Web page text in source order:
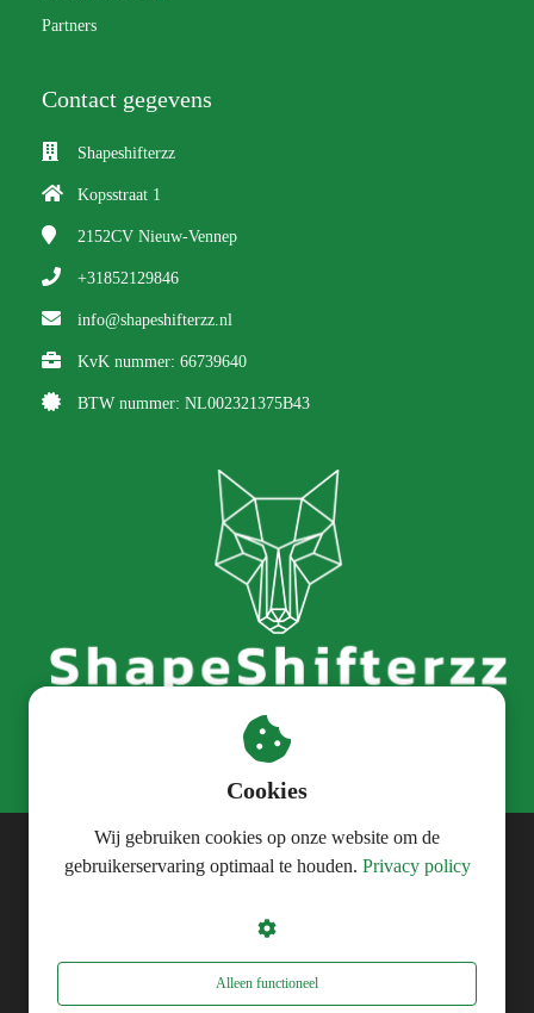
Partners
Contact gegevens
Shapeshifterzz
Kopsstraat 1
2152CV Nieuw-Vennep
+31852129846
info@shapeshifterzz.nl
KvK nummer: 66739640
BTW nummer: NL002321375B43
© ShapeShifterzz
Cookies
Wij gebruiken cookies op onze website om de
gebruikerservaring optimaal te houden. Privacy policy
Alleen functioneel